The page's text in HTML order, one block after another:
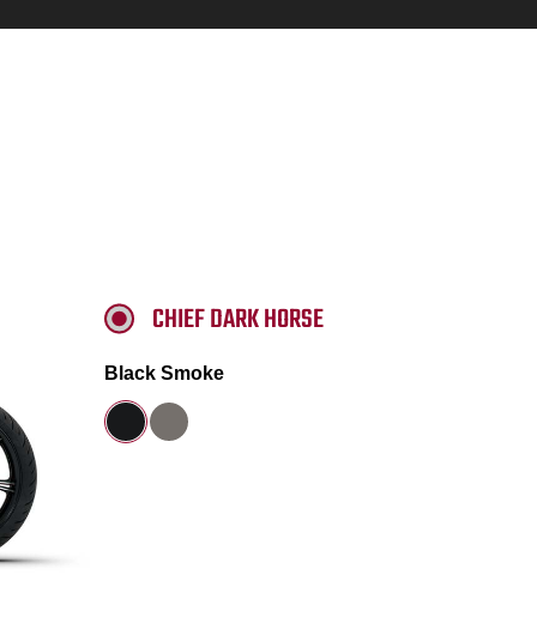
CHIEF DARK HORSE
Black Smoke